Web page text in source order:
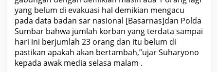
K
e
i
a
n
g
a
n
yang belum di evakuasi hal demikian mengacu
pada data badan sar nasional [Basarnas]dan Polda
Sumbar bahwa jumlah korban yang terdata sampai
hari ini berjumlah 23 orang dan itu belum di
pastikan apakah akan bertambah,”ujar Suharyono
kepada awak media selasa malam .